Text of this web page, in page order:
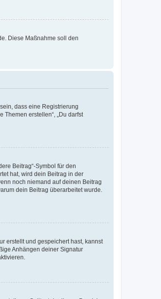
Diese Maßnahme soll den
dass eine Registrierung
erstellen“, „Du darfst
Beitrag“-Symbol für den
hat, wird dein Beitrag in der
noch niemand auf deinen Beitrag
dein Beitrag überarbeitet wurde.
erstellt und gespeichert hast, kannst
Anhängen deiner Signatur